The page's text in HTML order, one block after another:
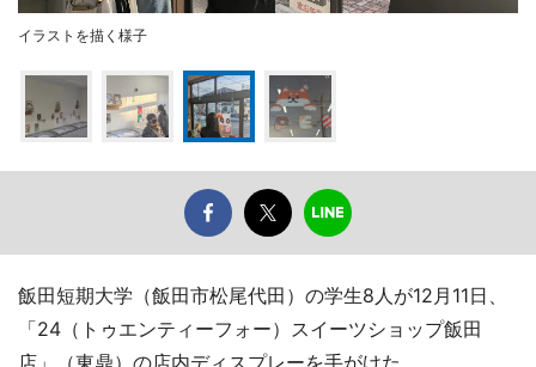
イラストを描く様子
飯田短期大学（飯田市松尾代田）の学生8人が12月11日、
「24（トゥエンティーフォー）スイーツショップ飯田